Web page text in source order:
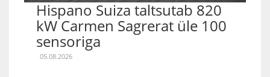
Hispano Suiza taltsutab 820
kW Carmen Sagrerat üle 100
sensoriga
05.08.2026